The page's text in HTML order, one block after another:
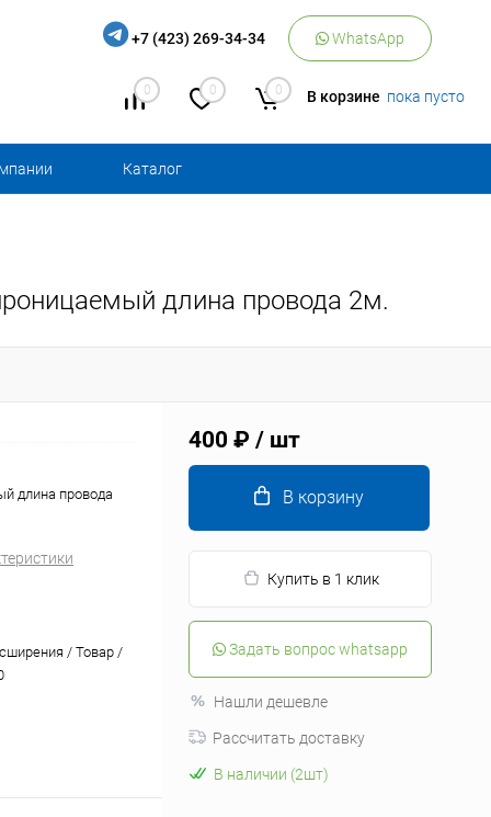
+7 (423) 269-34-34 WhatsApp
0 0 0 В корзине пока пусто
Каталог
длина провода 2м.
длина провода
/ Товар /
400 ₽ / шт
В корзину
Купить в 1 клик
Задать вопрос whatsapp
Нашли дешевле
Рассчитать доставку
В наличии (2шт)